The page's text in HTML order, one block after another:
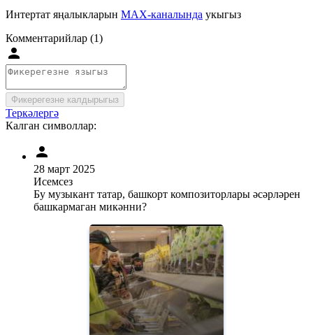
Интертат яңалыкларын MAX-каналында укыгыз
Комментарийлар (1)
Фикерегезне калдырыгыз
Теркәлергә
Калган символлар:
28 март 2025
Исемсез
Бу музыкант татар, башкорт композиторлары әсәрләрен
башкармаган микәнни?